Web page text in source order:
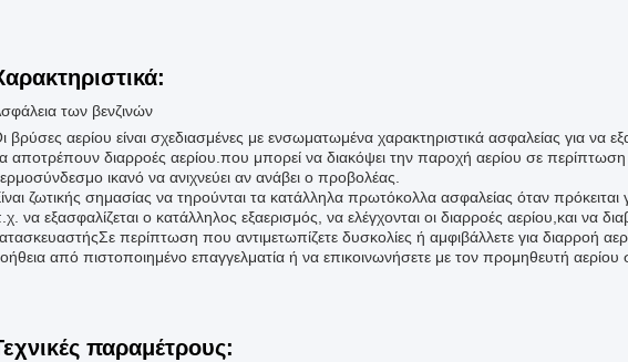
των βενζινών
βρύσες αερίου είναι σχεδιασμένες με ενσωματωμένα χαρακτηριστικά ασφαλείας για να
αποτρέπουν διαρροές αερίου.που μπορεί να διακόψει την παροχή αερίου σε
ικανό να ανιχνεύει αν ανάβει ο προβολέας.
ζωτικής σημασίας να τηρούνται τα κατάλληλα πρωτόκολλα ασφαλείας όταν πρόκειται
να εξασφαλίζεται ο κατάλληλος εξαερισμός, να ελέγχονται οι διαρροές αερίου,και να
περίπτωση που αντιμετωπίζετε δυσκολίες ή αμφιβάλλετε για διαρροή
από πιστοποιημένο επαγγελματία ή να επικοινωνήσετε με τον προμηθευτή αερίου
παραμέτρους: